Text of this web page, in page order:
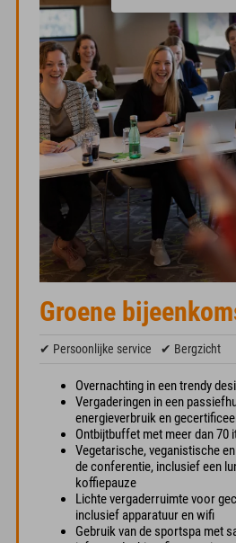
Groene
✔ Persoonlijke service ✔ Bergzicht
Overnachting in een trendy
Vergaderingen in een
energieverbruik en
Ontbijtbuffet met meer dan 70
Vegetarische, veganistische
de conferentie, inclusief een
koffiepauze
Lichte vergaderruimte voor
inclusief apparatuur en wifi
Gebruik van de sportspa met